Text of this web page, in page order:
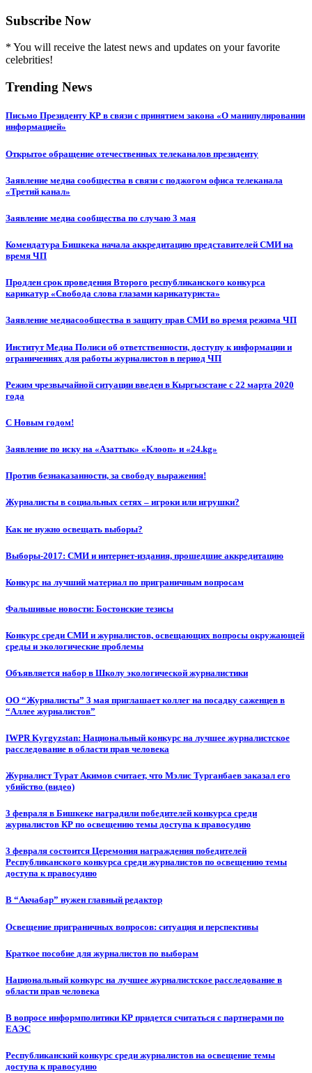
Subscribe Now
* You will receive the latest news and updates on your favorite
celebrities!
Trending News
Письмо Президенту КР в связи с принятием закона «О манипулировании
информацией»
Открытое обращение отечественных телеканалов президенту
Заявление медиа сообщества в связи с поджогом офиса телеканала
«Третий канал»
Заявление медиа сообщества по случаю 3 мая
Комендатура Бишкека начала аккредитацию представителей СМИ на
время ЧП
Продлен срок проведения Второго республиканского конкурса
карикатур «Свобода слова глазами карикатуриста»
Заявление медиасообщества в защиту прав СМИ во время режима ЧП
Институт Медиа Полиси об ответственности, доступу к информации и
ограничениях для работы журналистов в период ЧП
Режим чрезвычайной ситуации введен в Кыргызстане с 22 марта 2020
года
С Новым годом!
Заявление по иску на «Азаттык» «Клооп» и «24.kg»
Против безнаказанности, за свободу выражения!
Журналисты в социальных сетях – игроки или игрушки?
Как не нужно освещать выборы?
Выборы-2017: СМИ и интернет-издания, прошедшие аккредитацию
Конкурс на лучший материал по приграничным вопросам
Фальшивые новости: Бостонские тезисы
Конкурс среди СМИ и журналистов, освещающих вопросы окружающей
среды и экологические проблемы
Объявляется набор в Школу экологической журналистики
ОО “Журналисты” 3 мая приглашает коллег на посадку саженцев в
“Аллее журналистов”
IWPR Kyrgyzstan: Национальный конкурс на лучшее журналистское
расследование в области прав человека
Журналист Турат Акимов считает, что Мэлис Турганбаев заказал его
убийство (видео)
3 февраля в Бишкеке наградили победителей конкурса среди
журналистов КР по освещению темы доступа к правосудию
3 февраля состоится Церемония награждения победителей
Республиканского конкурса среди журналистов по освещению темы
доступа к правосудию
В “Акчабар” нужен главный редактор
Освещение приграничных вопросов: ситуация и перспективы
Краткое пособие для журналистов по выборам
Национальный конкурс на лучшее журналистское расследование в
области прав человека
В вопросе информполитики КР придется считаться с партнерами по
ЕАЭС
Республиканский конкурс среди журналистов на освещение темы
доступа к правосудию